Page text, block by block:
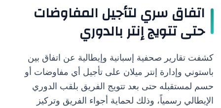
اتفاق سري لتأجيل المفاوضات
حتى تتويج إنتر بالدوري
كشفت تقارير صحفية إسبانية وإيطالية عن اتفاق بين
باستوني وإدارة إنتر ميلان على تأجيل أي مفاوضات أو
حسم لمستقبله حتى بعد تتويج الفريق بلقب الدوري
الإيطالي رسمياً، وذلك لحماية أجواء الفريق وتركيز